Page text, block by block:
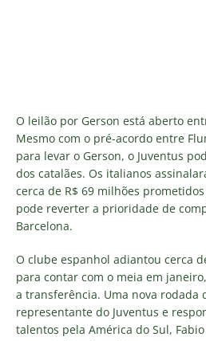
O leilão por Gerson está aberto
Mesmo com o pré-acordo entre
para levar o Gerson, o Juventus
dos catalães. Os italianos
cerca de R$ 69 milhões
pode reverter a prioridade de
Barcelona.
O clube espanhol adiantou cerca
para contar com o meia em
a transferência. Uma nova rodada
representante do Juventus e
talentos pela América do Sul,